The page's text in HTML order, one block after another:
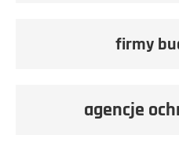
firmy
agencje